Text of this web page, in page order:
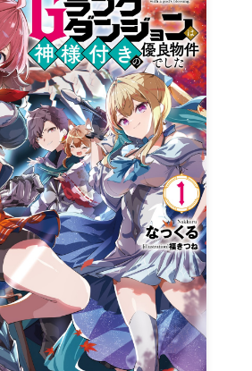
ディングス
お問い合わせはこちら
オーバーラップ文庫
オーバーラップノベルス
オーバーラップノベルスf
ロサージュノベルス
コミックガルド